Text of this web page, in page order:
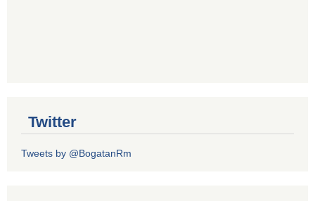
Twitter
Tweets by @BogatanRm